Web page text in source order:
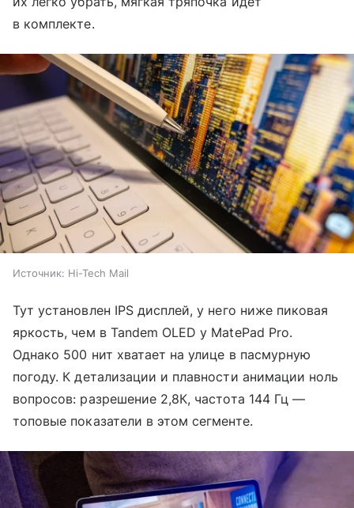
в комплекте.
Источник: Hi-Tech Mail
Тут установлен IPS дисплей, у него ниже пиковая
яркость, чем в Tandem OLED у MatePad Pro.
Однако 500 нит хватает на улице в пасмурную
погоду. К детализации и плавности анимации ноль
вопросов: разрешение 2,8К, частота 144 Гц —
топовые показатели в этом сегменте.